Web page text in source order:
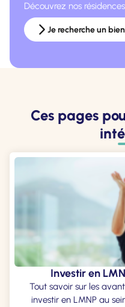
Découvrez nos
Je recherche un bien
Ces pages
Investir en
Tout savoir sur les
investir en LMNP au